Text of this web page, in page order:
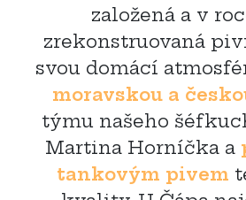
založená a v
zrekonstruovaná
svou domácí
moravskou a
týmu našeho
Martina Horníčka a
tankovým pivem